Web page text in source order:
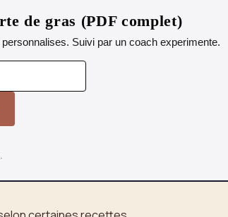
de gras (PDF complet)
Suivi par un coach experimente.